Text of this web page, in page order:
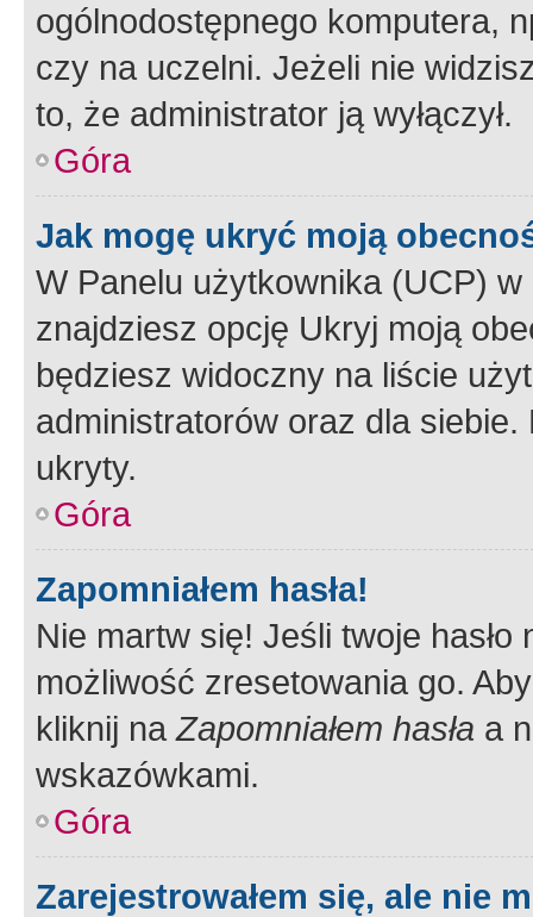
ogólnodostępnego komputera,
czy na uczelni. Jeżeli nie
to, że administrator ją wyłączył.
Góra
Jak mogę ukryć moją
W Panelu użytkownika (UCP) w
znajdziesz opcję Ukryj moją
będziesz widoczny na liście
administratorów oraz dla
ukryty.
Góra
Zapomniałem hasła!
Nie martw się! Jeśli twoje
możliwość zresetowania go.
kliknij naZapomniałem hasła a
wskazówkami.
Góra
Zarejestrowałem się, ale nie